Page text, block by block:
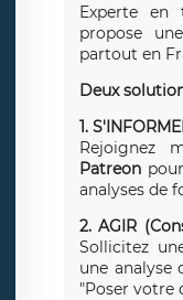
Experte en
propose
partout en
Deux
1.
Rejoignez
Patreon
analyses de
2. AGIR
Sollicitez
une analyse
"Poser votre